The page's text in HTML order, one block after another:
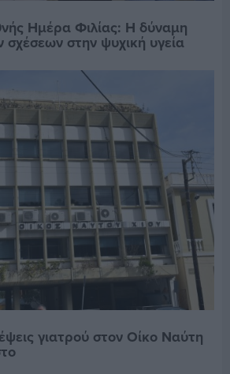
Ημέρα Φιλίας: Η δύναμη
στην ψυχική υγεία
γιατρού στον Οίκο Ναύτη